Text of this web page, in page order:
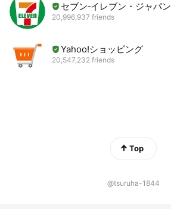
セブン‐イレブン・ジャパン
20,996,937 friends
Yahoo!ショッピング
20,547,232 friends
Top
@tsuruha-1844